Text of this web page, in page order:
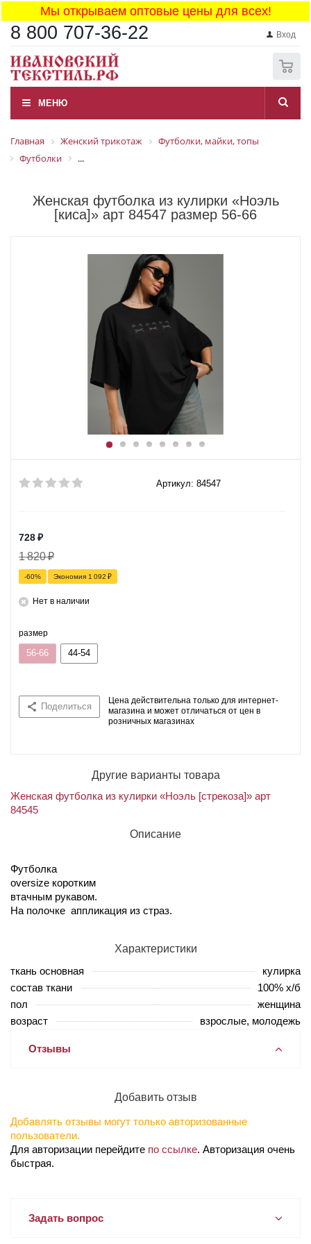
Мы открываем оптовые цены для всех!
8 800 707-36-22 Вход
МЕНЮ
Главная Женский трикотаж
Футболки, майки, топы
Футболки
...
Женская футболка из кулирки «Ноэль
[киса]» арт 84547 размер 56-66
Артикул: 84547
728₽
1 820₽
-60% Экономия 1 092 ₽
Нет в наличии
размер
56-66 44-54
Поделиться
Цена действительна только для интернет-
магазина и может отличаться от цен в
розничных магазинах
Другие варианты товара
Женская футболка из кулирки «Ноэль [стрекоза]» арт
84545
Описание
Футболка
oversize коротким
втачным рукавом.
На полочке аппликация из страз.
Характеристики
ткань основная
кулирка
состав ткани
100% х/б
пол
женщина
возраст
взрослые, молодежь
Отзывы
Добавить отзыв
Добавлять отзывы могут только авторизованные
пользователи.
Для авторизации перейдите по ссылке. Авторизация очень
быстрая.
Задать вопрос